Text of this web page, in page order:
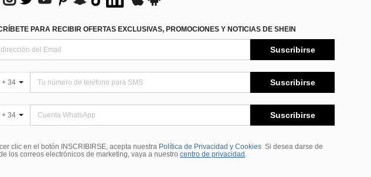
PARA RECIBIR OFERTAS EXCLUSIVAS, PROMOCIONES Y NOTICIAS DE SHEIN
Suscribirse
+ 34 Suscribirse
+ 34 Suscribirse
clic en el botón INSCRIBIRSE, acepta nuestra Política de Privacidad y Cookies Si desea darse de
los correos electrónicos de marketing, vaya a nuestro centro de privacidad .